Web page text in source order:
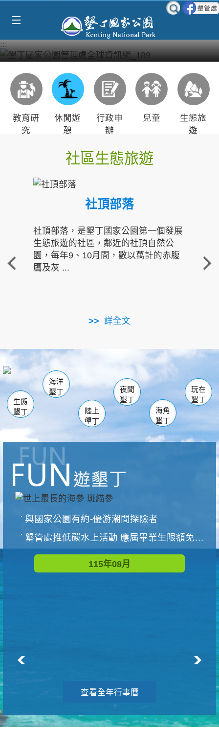
:::
教育研
究
休閒遊
憩
行政申
辦
兒童
生態旅
遊
社區生態旅遊
社頂部落
社頂部落，是墾丁國家公園第一個發展
生態旅遊的社區，鄰近的社頂自然公
園，每年9、10月間，數以萬計的赤腹
鷹及灰 ...
詳全文
重
走進
南仁湖
海生館
恆春 佳樂水
龍鑾潭自然中心 森林遊樂區
瓊麻館
關山 墾管處遊客中心
社頂公園 風吹沙
船帆石
白砂 龍磐公園
香蕉灣
砂島
鵝鑾鼻
生態
墾丁
海洋
墾丁
陸上
墾丁
夜間
墾丁
海角
墾丁
玩在
墾丁
與國家公園有約-優游潮間探險者
墾管處推低碳水上活動 應屆畢業生限額免費參加
115年08月
查看全年行事曆